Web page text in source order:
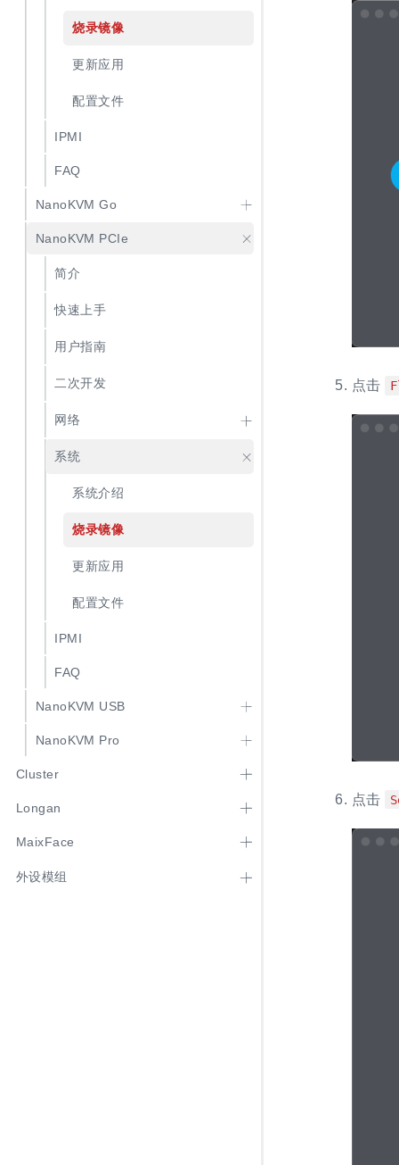
烧录镜像
更新应用
配置文件
IPMI
FAQ
NanoKVM Go
NanoKVM PCIe
简介
快速上手
用户指南
二次开发
网络
系统
系统介绍
烧录镜像
更新应用
配置文件
IPMI
FAQ
NanoKVM USB
NanoKVM Pro
Cluster
Longan
MaixFace
外设模组
点击
点击